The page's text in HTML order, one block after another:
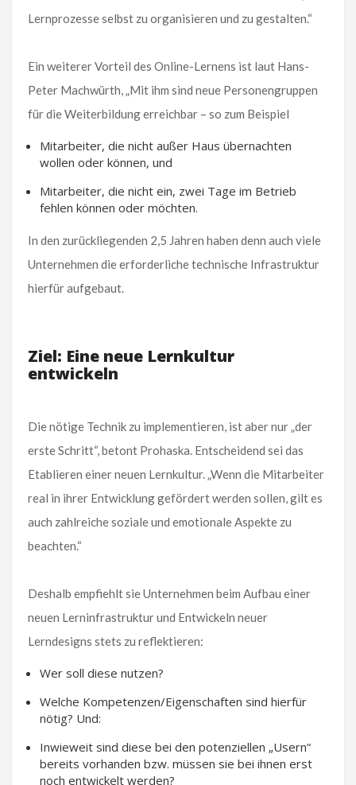
Lernprozesse selbst zu organisieren und zu gestalten.“
Ein weiterer Vorteil des Online-Lernens ist laut Hans-
Peter Machwürth, „Mit ihm sind neue Personengruppen
für die Weiterbildung erreichbar – so zum Beispiel
Mitarbeiter, die nicht außer Haus übernachten
wollen oder können, und
Mitarbeiter, die nicht ein, zwei Tage im Betrieb
fehlen können oder möchten.
In den zurückliegenden 2,5 Jahren haben denn auch viele
Unternehmen die erforderliche technische Infrastruktur
hierfür aufgebaut.
Ziel: Eine neue Lernkultur
entwickeln
Die nötige Technik zu implementieren, ist aber nur „der
erste Schritt“, betont Prohaska. Entscheidend sei das
Etablieren einer neuen Lernkultur. „Wenn die Mitarbeiter
real in ihrer Entwicklung gefördert werden sollen, gilt es
auch zahlreiche soziale und emotionale Aspekte zu
beachten.“
Deshalb empfiehlt sie Unternehmen beim Aufbau einer
neuen Lerninfrastruktur und Entwickeln neuer
Lerndesigns stets zu reflektieren:
Wer soll diese nutzen?
Welche Kompetenzen/Eigenschaften sind hierfür
nötig? Und:
Inwieweit sind diese bei den potenziellen „Usern“
bereits vorhanden bzw. müssen sie bei ihnen erst
noch entwickelt werden?